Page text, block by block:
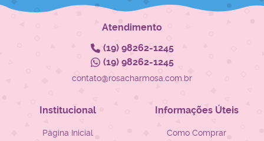
Atendimento
(19)98262-1245
(19)98262-1245
contato@rosacharmosa.com.br
Institucional
Página Inicial
Informações Úteis
Como Comprar